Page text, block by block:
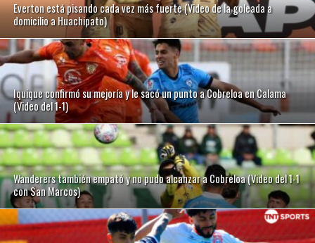
Everton está pisando cada vez más fuerte (Video de la goleada a
domicilio a Huachipato)
Iquique confirmó su mejoría y le sacó un punto a Cobreloa en Calama
(Video del 1-1)
Wanderers también empató y no pudo alcanzar a Cobreloa (Video del 1-1
con San Marcos)